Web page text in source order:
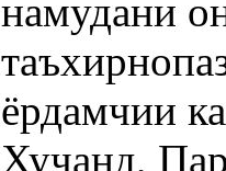
намудани
ёрдамчии
Хуҷанд,